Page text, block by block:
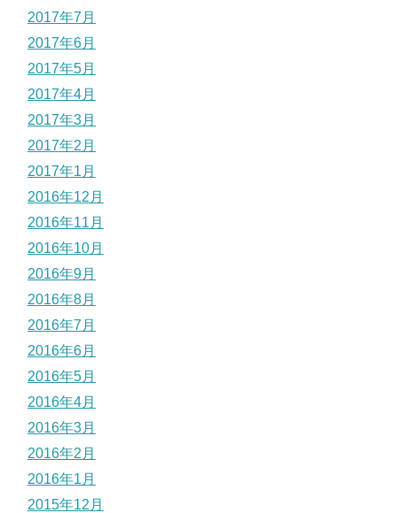
2017年7月
2017年6月
2017年5月
2017年4月
2017年3月
2017年2月
2017年1月
2016年12月
2016年11月
2016年10月
2016年9月
2016年8月
2016年7月
2016年6月
2016年5月
2016年4月
2016年3月
2016年2月
2016年1月
2015年12月